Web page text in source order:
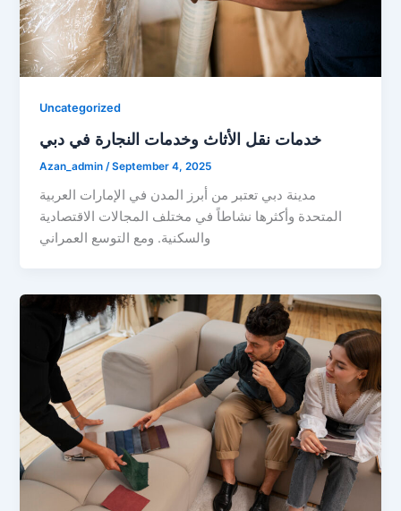
Uncategorized
خدمات نقل الأثاث وخدمات النجارة في دبي
Azan_admin /September 4, 2025
مدينة دبي تعتبر من أبرز المدن في الإمارات العربية
المتحدة وأكثرها نشاطاً في مختلف المجالات الاقتصادية
والسكنية. ومع التوسع العمراني